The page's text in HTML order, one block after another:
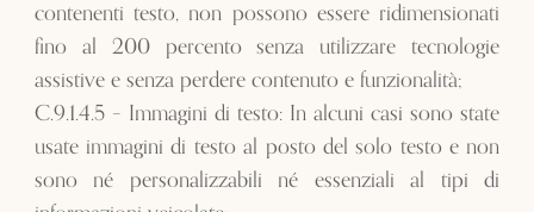
contenenti testo, non possono essere ridimensionati
fino al 200 percento senza utilizzare tecnologie
assistive e senza perdere contenuto e funzionalità;
C.9.1.4.5 – Immagini di testo: In alcuni casi sono state
usate immagini di testo al posto del solo testo e non
sono né personalizzabili né essenziali al tipi di